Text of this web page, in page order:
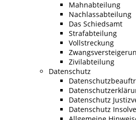
Mahnabteilung
Nachlassabteilung
Das Schiedsamt
Strafabteilung
Vollstreckung
Zivilabteilung
Datenschutz
Datenschutz
Datenschutz